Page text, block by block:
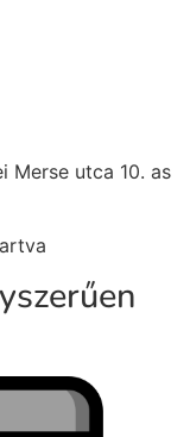
Merse utca 10. as